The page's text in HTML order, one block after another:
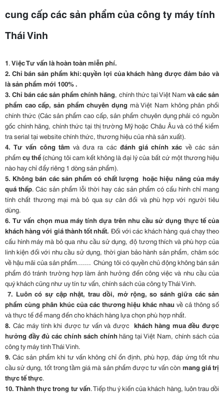
cung cấp các sản phẩm của công ty máy tính
Thái Vinh
1.Việc Tư vấn là hoàn toàn miễn phí.
2. Chỉ bán sản phẩm khi: quyền lợi của khách hàng được đảm bảo và
là sản phẩm mới 100% .
3. Chỉ bán các sản phẩm chính hãng, chính thức tại Việt Nam và các sản
phẩm cao cấp, sản phẩm chuyên dụng mà Việt Nam không phân phối
chính thức (Các sản phẩm cao cấp, sản phẩm chuyên dụng phải có nguồn
gốc chính hãng, chính thức tại thị trường Mỹ hoặc Châu Âu và có thể kiểm
tra serial tại website chính thức, thương hiệu của nhà sản xuất).
4. Tư vấn công tâm và đưa ra các đánh giá chính xác về các sản
phẩmcụ thể (chúng tôi cam kết không là đại lý của bất cứ một thương hiệu
nào hay chỉ đẩy riêng 1 dòng sản phẩm).
5. Không bán các sản phẩm có chất lượng hoặc hiệu năng của máy
quá thấp. Các sản phẩm lỗi thời hay các sản phẩm có cấu hình chỉ mang
tính chất thương mại mà bỏ qua sự cân đối và phù hợp với người tiêu
dùng.
6. Tư vấn chọn mua máy tính dựa trên nhu cầu sử dụng thực tế của
khách hàng với giá thành tốt nhất. Đối với các khách hàng quá chạy theo
cấu hình máy mà bỏ qua nhu cầu sử dụng, độ tương thích và phù hợp của
linh kiện đối với nhu cầu sử dụng, thời gian bảo hành sản phẩm, chăm sóc
về hậu mãi của sản phẩm....... Chúng tôi có quyền chủ động không bán sản
phẩm đó tránh trường hợp làm ảnh hưởng đến công việc và nhu cầu của
quý khách cũng như uy tín tư vấn, chính sách của công ty Thái Vinh.
7. Luôn có sự cập nhật, trau dồi, mở rộng, so sánh giữa các sản
phẩm cùng phân khúc của các thương hiệu khác nhau về cả thông số
và thực tế để mang đến cho khách hàng lựa chọn phù hợp nhất.
8. Các máy tính khi được tư vấn và được khách hàng mua đều được
hưởng đầy đủ các chính sách chínhhãng tại Việt Nam, chính sách của
công ty máy tính Thái Vinh.
9. Các sản phẩm khi tư vấn không chỉ ổn định, phù hợp, đáp ứng tốt nhu
cầu sử dụng, tốt trong tầm giá mà sản phẩm được tư vấn còn mang giá trị
thực tế thực.
10. Thành thực trong tư vấn. Tiếp thu ý kiến của khách hàng, luôn trau dồi